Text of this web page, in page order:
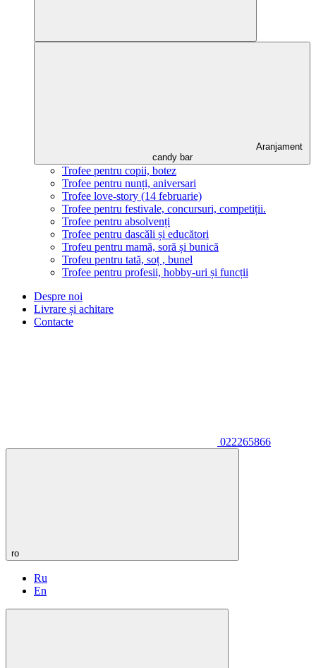
Aranjament
candy bar
Trofee pentru copii, botez
Trofee pentru nunți, aniversari
Trofee love-story (14 februarie)
Trofee pentru festivale, concursuri, competiții.
Trofee pentru absolvenți
Trofee pentru dascăli și educători
Trofeu pentru mamă, soră și bunică
Trofeu pentru tată, soț , bunel
Trofee pentru profesii, hobby-uri și funcții
Despre noi
Livrare și achitare
Contacte
022265866
ro
Ru
En